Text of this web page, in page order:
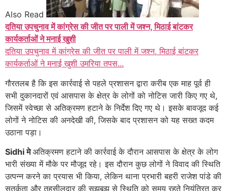
Also Read
दतिया उपचुनाव में कांग्रेस की जीत पर पाली में जश्न, मिठाई बांटकर
कार्यकर्ताओं ने मनाई खुशी
दतिया उपचुनाव में कांग्रेस की जीत पर पाली में जश्न, मिठाई बांटकर
कार्यकर्ताओं ने मनाई खुशी उमरिया तपस...
गौरतलब है कि इस कार्रवाई से पहले प्रशासन द्वारा करीब एक माह पूर्व ही
सभी दुकानदारों एवं आसपास के क्षेत्र के लोगों को नोटिस जारी किए गए थे,
जिसमें स्वेच्छा से अतिक्रमण हटाने के निर्देश दिए गए थे। इसके बावजूद कई
लोगों ने नोटिस की अनदेखी की, जिसके बाद प्रशासन को यह सख्त कदम
उठाना पड़ा।
Sidhi मेअतिक्रमण हटाने की कार्रवाई के दौरान आसपास के क्षेत्र के लोग
भारी संख्या में मौके पर मौजूद रहे। इस दौरान कुछ लोगों ने विवाद की स्थिति
उत्पन्न करने का प्रयास भी किया, लेकिन थाना प्रभारी बहरी राजेश पांडे की
सतर्कता और तहसीलदार की सूझबूझ से स्थिति को समय रहते नियंत्रित कर